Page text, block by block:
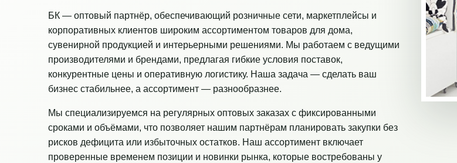
БК — оптовый партнёр, обеспечивающий розничные сети, маркетплейсы и
корпоративных клиентов широким ассортиментом товаров для дома,
сувенирной продукцией и интерьерными решениями. Мы работаем с ведущими
производителями и брендами, предлагая гибкие условия поставок,
конкурентные цены и оперативную логистику. Наша задача — сделать ваш
бизнес стабильнее, а ассортимент — разнообразнее.
Мы специализируемся на регулярных оптовых заказах с фиксированными
сроками и объёмами, что позволяет нашим партнёрам планировать закупки без
рисков дефицита или избыточных остатков. Наш ассортимент включает
проверенные временем позиции и новинки рынка, которые востребованы у